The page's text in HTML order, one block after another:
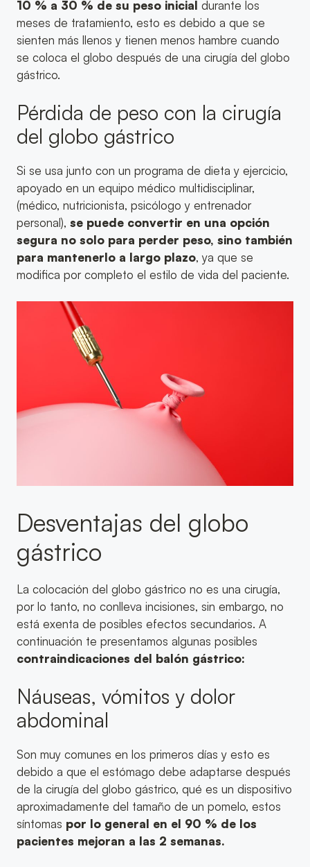
10 % a 30 % de su peso inicial durante los
meses de tratamiento, esto es debido a que se
sienten más llenos y tienen menos hambre cuando
se coloca el globo después de una cirugía del globo
gástrico.
Pérdida de peso con la cirugía
del globo gástrico
Si se usa junto con un programa de dieta y ejercicio,
apoyado en un equipo médico multidisciplinar,
(médico, nutricionista, psicólogo y entrenador
personal), se puede convertir en una opción
segura no solo para perder peso, sino también
para mantenerlo a largo plazo, ya que se
modifica por completo el estilo de vida del paciente.
Desventajas del globo
gástrico
La colocación del globo gástrico no es una cirugía,
por lo tanto, no conlleva incisiones, sin embargo, no
está exenta de posibles efectos secundarios. A
continuación te presentamos algunas posibles
contraindicaciones del balón gástrico:
Náuseas, vómitos y dolor
abdominal
Son muy comunes en los primeros días y esto es
debido a que el estómago debe adaptarse después
de la cirugía del globo gástrico, qué es un dispositivo
aproximadamente del tamaño de un pomelo, estos
síntomas por lo general en el 90 % de los
pacientes mejoran a las 2 semanas.